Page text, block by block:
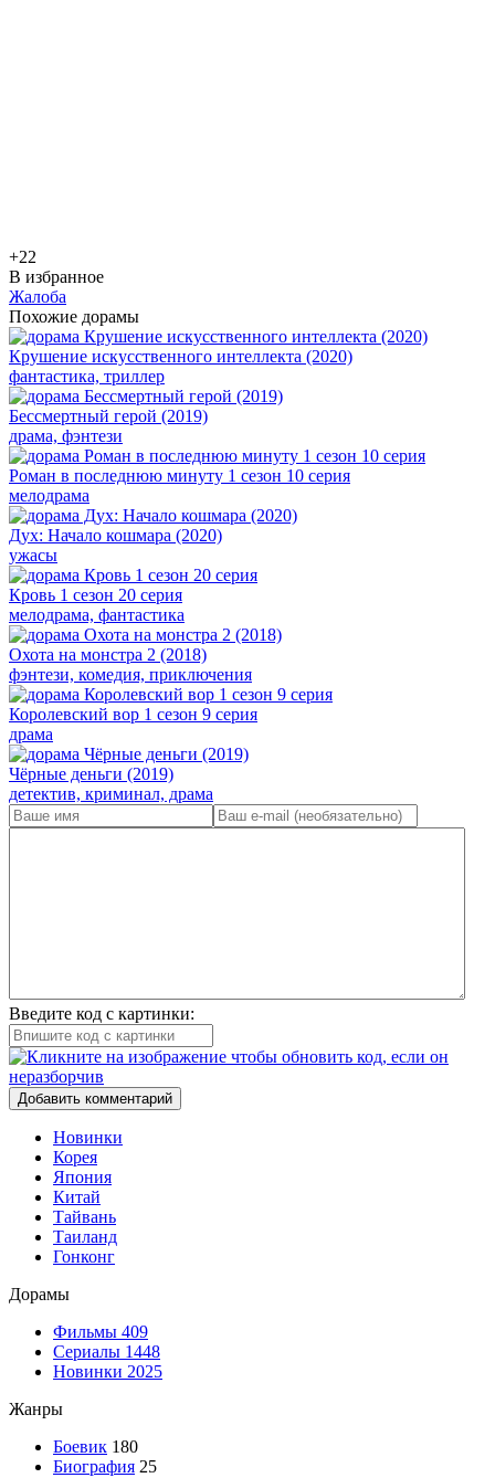
+22
В избранное
Жалоба
Похожие дорамы
Крушение искусственного интеллекта (2020)
фантастика, триллер
Бессмертный герой (2019)
драма, фэнтези
Роман в последнюю минуту 1 сезон 10 серия
мелодрама
Дух: Начало кошмара (2020)
ужасы
Кровь 1 сезон 20 серия
мелодрама, фантастика
Охота на монстра 2 (2018)
фэнтези, комедия, приключения
Королевский вор 1 сезон 9 серия
драма
Чёрные деньги (2019)
детектив, криминал, драма
Введите код с картинки:
Добавить комментарий
Новинки
Корея
Япония
Китай
Тайвань
Таиланд
Гонконг
Дорамы
Фильмы 409
Сериалы 1448
Новинки 2025
Жанры
Боевик 180
Биография 25